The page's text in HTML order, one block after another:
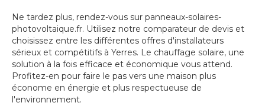
Ne tardez plus, rendez-vous sur panneaux-solaires-
photovoltaique.fr. Utilisez notre comparateur de devis et
choisissez entre les différentes offres d'installateurs
sérieux et compétitifs à Yerres. Le chauffage solaire, une
solution à la fois efficace et économique vous attend.
Profitez-en pour faire le pas vers une maison plus
économe en énergie et plus respectueuse de
l'environnement.